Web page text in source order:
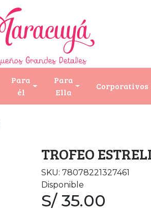
Para
él
Para
Ella
Corporativos
TROFEO
SKU: 78078221327461
Disponible
S/ 35.00